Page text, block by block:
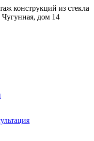
конструкций из стекла
Чугунная, дом 14